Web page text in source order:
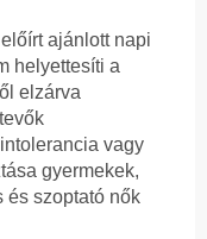
ajánlott napi
helyettesíti a
elzárva
vagy
gyermekek,
és szoptató nők